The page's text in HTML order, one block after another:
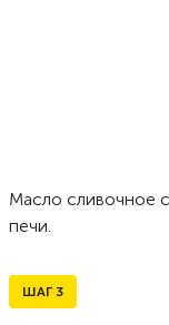
Масло сливочное
печи.
ШАГ 3